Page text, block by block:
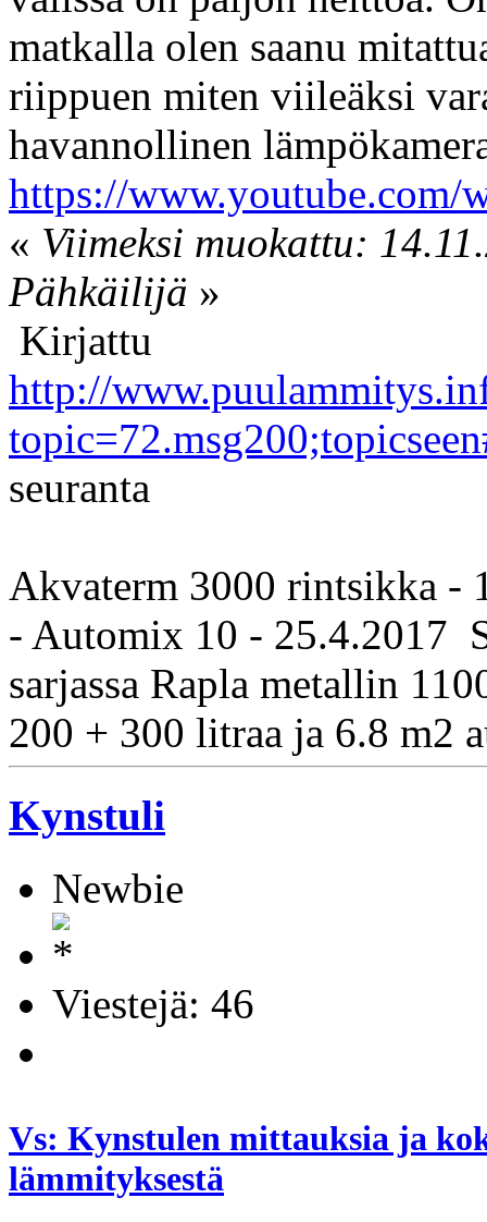
matkalla olen saanu
riippuen miten viileäksi
havannollinen
https://www.youtube.com/
« Viimeksi muokattu:
Pähkäilijä »
Kirjattu
http://
seuranta
Akvaterm 3000 rintsikka -
- Automix 10 - 25.4.2017
sarjassa Rapla metallin
200 + 300 litraa ja 6.8 m2
Kynstuli
Newbie
Viestejä: 46
Vs: Kynstulen mittauksia ja
lämmityksestä